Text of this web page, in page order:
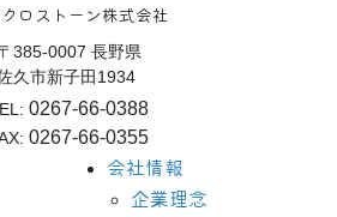
ロストーン株式会社
385-0007 長野県
久市新子田1934
0267-66-0388
0267-66-0355
会社情報
企業理念